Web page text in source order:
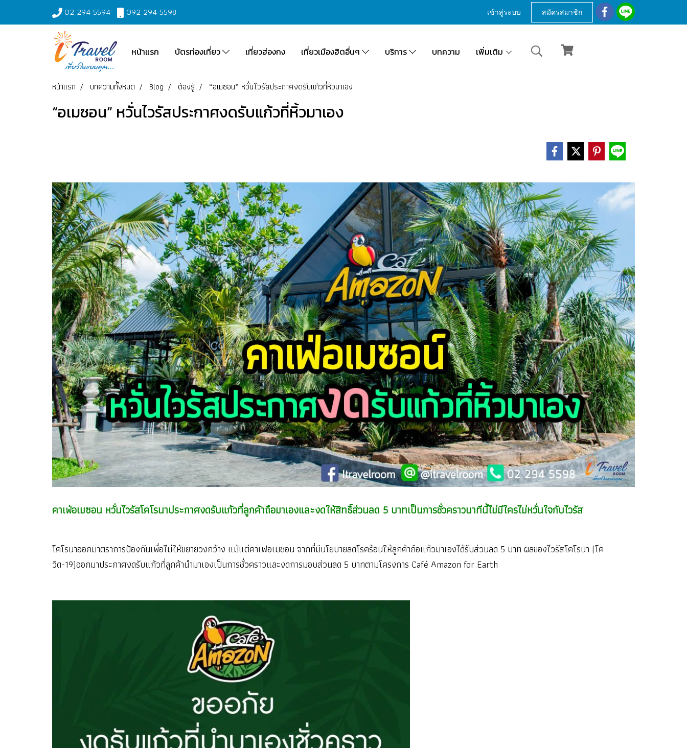
02 294 5594 092 294 5598 เข้าสู่ระบบ สมัครสมาชิก
หน้าแรก บัตรท่องเที่ยว เที่ยวฮ่องกง เที่ยวเมืองฮิตอื่นๆ บริการ บทความ เพิ่มเติม
หน้าแรก บทความทั้งหมด Blog ต้องรู้ “อเมซอน” หวั่นไวรัสประกาศงดรับแก้วที่หิ้วมาเอง
“อเมซอน” หวั่นไวรัสประกาศงดรับแก้วที่หิ้วมาเอง
คาเฟ่อเมซอน หวั่นไวรัสโคโรนาประกาศงดรับแก้วที่ลูกค้าถือมาเองและงดให้สิทธิ์ส่วนลด 5 บาทเป็นการชั่วคราวนาทีนี้ไม่มีใครไม่หวั่นใจกับไวรัส
โคโรนาออกมาตราการป้องกันเพื่อไม่ให้ขยายวงกว้าง แม้แต่คาเฟอเมซอน จากที่มีนโยบายลดโรคร้อนให้ลูกค้าถือแก้วมาเองได้รับส่วนลด 5 บาท ผลของไวรัสโคโรนา (โค
วิด-19)ออกมาประกาศงดรับแก้วที่ลูกค้านำมาเองเป็นการชั่วคราวและงดการมอบส่วนลด 5 บาทตามโครงการ Café Amazon for Earth